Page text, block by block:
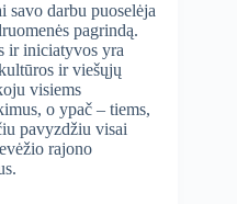
savo darbu puoselėja
pagrindą.
ir iniciatyvos yra
ir viešųjų
visiems
o ypač – tiems,
pavyzdžiu visai
rajono